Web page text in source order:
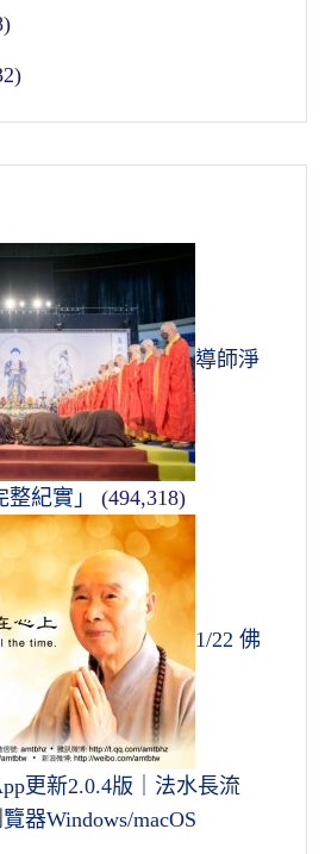
導師淨
紀實」 (494,318)
1/22 佛
更新2.0.4版｜法水長流
器Windows/macOS